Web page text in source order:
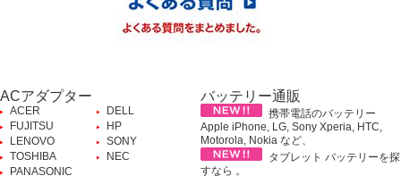
ACアダプター
ACER
DELL
FUJITSU
HP
LENOVO
SONY
TOSHIBA
NEC
PANASONIC
バッテリー通販
携帯電話のバッテリー
Apple iPhone, LG, Sony Xperia, HTC,
Motorola, Nokia など、
タブレット バッテリーを探
すなら 。